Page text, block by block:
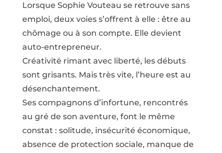
Lorsque Sophie Vouteau se retrouve sans
emploi, deux voies s’offrent à elle : être au
chômage ou à son compte. Elle devient
auto-entrepreneur.
Créativité rimant avec liberté, les débuts
sont grisants. Mais très vite, l’heure est au
désenchantement.
Ses compagnons d’infortune, rencontrés
au gré de son aventure, font le même
constat : solitude, insécurité économique,
absence de protection sociale, manque de